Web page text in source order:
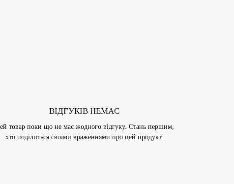
ВІДГУКІВ НЕМАЄ
товар поки що не має жодного відгуку. Стань першим,
хто поділиться своїми враженнями про цей продукт.